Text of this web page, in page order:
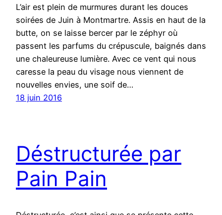
L’air est plein de murmures durant les douces
soirées de Juin à Montmartre. Assis en haut de la
butte, on se laisse bercer par le zéphyr où
passent les parfums du crépuscule, baignés dans
une chaleureuse lumière. Avec ce vent qui nous
caresse la peau du visage nous viennent de
nouvelles envies, une soif de…
18 juin 2016
Déstructurée par
Pain Pain